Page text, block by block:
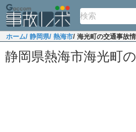
ホーム/ 静岡県/ 熱海市/ 海光町の交通事故
静岡県熱海市海光町